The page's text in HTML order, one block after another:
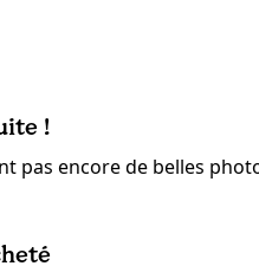
!
pas encore de belles